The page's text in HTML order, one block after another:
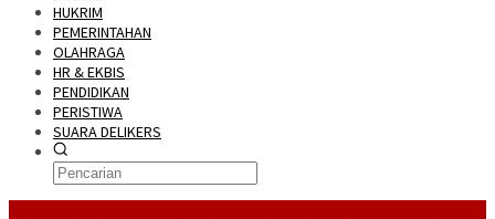
HUKRIM
PEMERINTAHAN
OLAHRAGA
HR & EKBIS
PENDIDIKAN
PERISTIWA
SUARA DELIKERS